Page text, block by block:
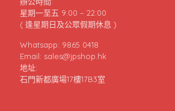
星期一至五 9:00 – 22:00
( 逢星期日及公眾假期休息 )
Whatsapp: 9865 0418
Email: sales@jpshop.hk
地址:
石門新都廣場17樓17B3室